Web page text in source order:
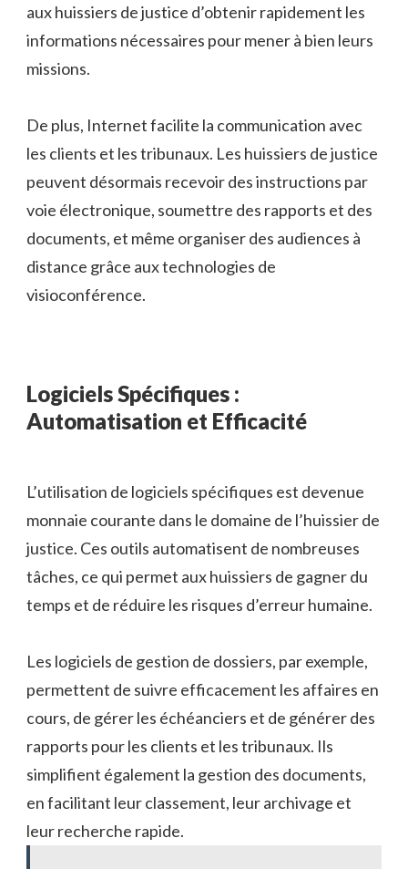
aux huissiers de justice d’obtenir rapidement les
informations nécessaires pour mener à bien leurs
missions.
De plus, Internet facilite la communication avec
les clients et les tribunaux. Les huissiers de justice
peuvent désormais recevoir des instructions par
voie électronique, soumettre des rapports et des
documents, et même organiser des audiences à
distance grâce aux technologies de
visioconférence.
Logiciels Spécifiques :
Automatisation et Efficacité
L’utilisation de logiciels spécifiques est devenue
monnaie courante dans le domaine de l’huissier de
justice. Ces outils automatisent de nombreuses
tâches, ce qui permet aux huissiers de gagner du
temps et de réduire les risques d’erreur humaine.
Les logiciels de gestion de dossiers, par exemple,
permettent de suivre efficacement les affaires en
cours, de gérer les échéanciers et de générer des
rapports pour les clients et les tribunaux. Ils
simplifient également la gestion des documents,
en facilitant leur classement, leur archivage et
leur recherche rapide.